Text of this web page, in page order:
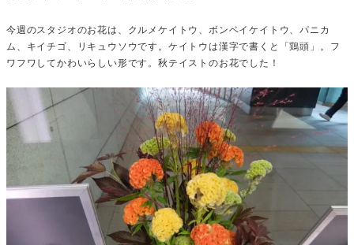
今週のスタジオのお花は、クルメケイトウ、ボンベイケイトウ、パニカ
ム、キイチゴ、リキュウソウです。ケイトウは漢字で書くと「鶏頭」。フ
ワフワしてかわいらしい形です。秋テイストのお花でした！